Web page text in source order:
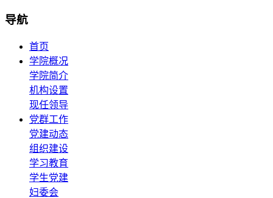
导航
首页
学院概况
学院简介
机构设置
现任领导
党群工作
党建动态
组织建设
学习教育
学生党建
妇委会